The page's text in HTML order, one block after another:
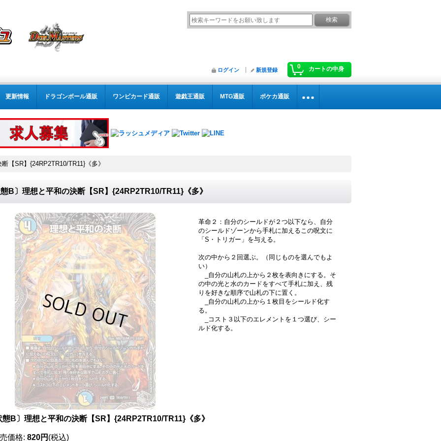
0 カートの中身
ログイン 新規登録
更新情報 ドラゴンボール通販 ワンピカード通販 遊戯王通販 MTG通販 ポケカ通販
【SR】{24RP2TR10/TR11}《多》
B〕理想と平和の決断【SR】{24RP2TR10/TR11}《多》
革命２：自分のシールドが２つ以下なら、自分
のシールドゾーンから手札に加えるこの呪文に
「S・トリガー」を与える。
次の中から２回選ぶ。（同じものを選んでもよ
い）
_自分の山札の上から２枚を表向きにする。そ
の中の光と水のカードをすべて手札に加え、残
りを好きな順序で山札の下に置く。
_自分の山札の上から１枚目をシールド化す
る。
_コスト３以下のエレメントを１つ選び、シー
ルド化する。
態B〕理想と平和の決断【SR】{24RP2TR10/TR11}《多》
価格: 820円 (税込)